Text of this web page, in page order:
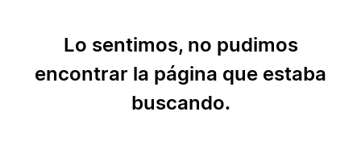
Lo sentimos, no pudimos
encontrar la página que estaba
buscando.